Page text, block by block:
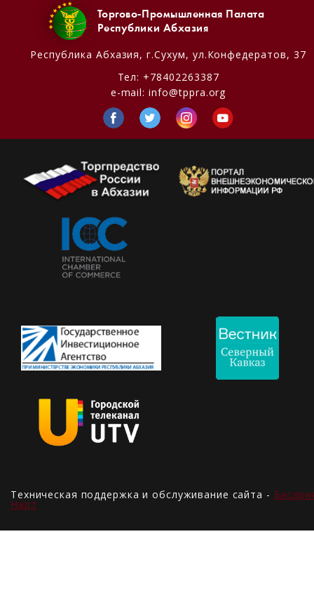
Торгово-Промышленная Палата
Республики Абхазия
Республика Абхазия, г.Сухум, ул.Конфедератов, 37
Тел: +78402263387
e-mail:info@tppra.org
Техническая поддержка и обслуживание сайта -
Нарт